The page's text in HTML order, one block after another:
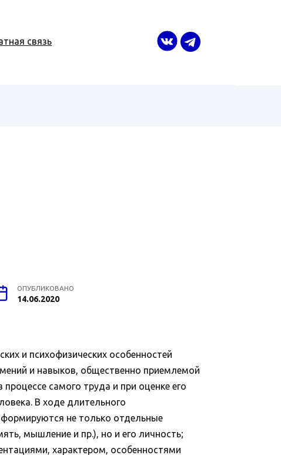
связь
ОПУБЛИКОВАНО
14.06.2020
и психофизических особенностей
и навыков, общественно приемлемой
самого труда и при оценке его
В ходе длительного
не только отдельные
мышление и пр.), но и его личность;
характером, особенностями